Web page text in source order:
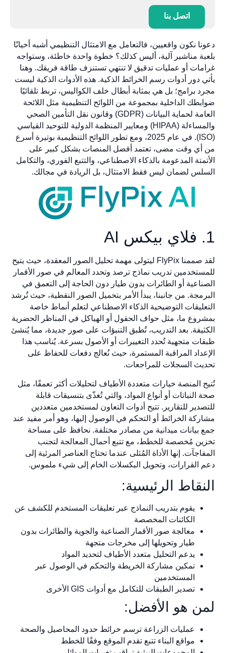
اتصل بنا
دعونا نكون واقعيين، فالتعامل مع الامتثال التنظيمي أشبه أحيانًا
بلعبة مناشير آلية، أليس كذلك؟ خطوة واحدة خاطئة، وستواجه
غرامات أو عمليات تدقيق لا تنتهي تستنزف طاقة فريقك. وهنا
يأتي دور أدوات رسم الخرائط الذكية. هذه الأدوات الذكية ليست
مجرد برامج؛ بل هي بمثابة أبطال خلف الكواليس، تربط تلقائيًا
ضوابطك الداخلية بمجموعة من اللوائح التنظيمية مثل اللائحة
العامة لحماية البيانات (GDPR) وقانون نقل التأمين الصحي
والمساءلة (HIPAA) ومعايير المنظمة الدولية للتوحيد القياسي
(ISO). في عام 2025، ومع تطور اللوائح التنظيمية بوتيرة أسرع
من أي وقت مضى، تعتمد أفضل المنصات بشكل كبير على
الأتمتة المدعومة بالذكاء الاصطناعي، والتتبع الفوري، والتكامل
السلس لضمان ليس فقط الامتثال، بل الريادة في مجالك.
1. فلاي بيكس AI
لقد صممنا FlyPix ليتولى مهمة تحليل الصور المعقدة، حيث يتيح
للمستخدمين تدريب نماذج ترصد وتحدد المعالم في صور الأقمار
الصناعية أو الطائرات بدون طيار دون الحاجة إلى التعمق في
البرمجة. من جانبنا، يبدأ الأمر بتحميل الصور النقطية، حيث تُرشد
التعليقات التوضيحية الذكاء الاصطناعي لتعلم أنماط خاصة
بمشروع ما، مثل حواف الحقول أو الهياكل في المناظر الحضرية
الكثيفة. بعد التدريب، تُطبق التنبؤات على صور جديدة، مما يُنشئ
طبقات متجهية تُحدد التغييرات أو الأصول بسرعة. يُناسب هذا
الإعداد المراقبة المستمرة، حيث نُعالج دفعات للحفاظ على
تحديث السجلات للمراجعات.
تُتيح المنصة خيارات متعددة الأطياف لتحليلات أكثر تعمقًا، مثل
صحة النباتات أو أنواع المواد، والتي تُغذّى بتنسيقات قابلة
للتصدير للتقارير. تتيح أدوات التعاون لمستخدمين متعددين
مشاركة الخرائط أو التحكم في الوصول إليها، وهو أمر مفيد عند
جمع بيانات ميدانية من مصادر مختلفة. نحافظ على مساحة
تخزين مُخصصة للخطط، مع تتبع أحمال المعالجة لتجنب
المفاجآت. إنها الأداة المُثلى عندما تحتاج العناصر المرئية إلى
دعم القرارات، وتحويل البكسلات الخام إلى شيء ملموس.
النقاط الرئيسية:
يقوم بتدريب النماذج عبر تعليقات المستخدم للكشف عن
الكائنات المخصصة
معالجة صور الأقمار الصناعية والجوية والطائرات بدون
طيار وتحويلها إلى مخرجات متجهة
يدعم التحليل متعدد الأطياف لتحديد المواد
تمكين مشاركة الخريطة والتحكم في الوصول عبر
المستخدمين
تصدير الطبقات للتكامل مع أدوات GIS الأخرى
لمن هو الأفضل:
عمليات الزراعة ترسم خرائط حدود المحاصيل والصحة
مواقع البناء تتبع تقدم الموقع وفقًا للخطط